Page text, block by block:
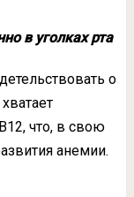
в уголках рта
о
что, в свою
анемии.